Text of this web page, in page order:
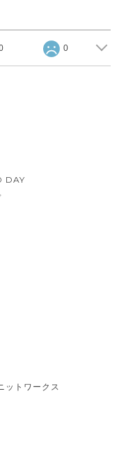
0
DAY
トワークス